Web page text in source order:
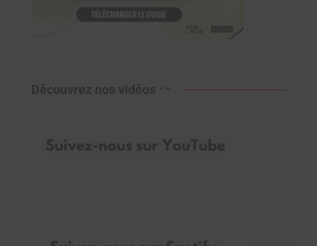
Découvrez nos vidéos